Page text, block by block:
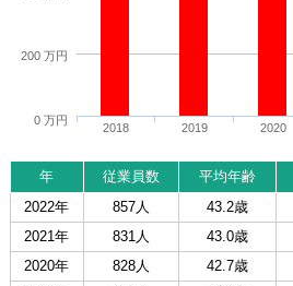
2018 2019 2020
0 万円
200 万円
年 従業員数 平均年齢
2022年
857人 43.2歳
2021年
831人 43.0歳
2020年
828人 42.7歳